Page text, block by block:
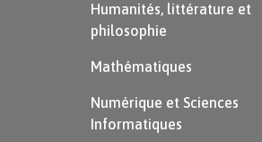
Humanités, littérature et
philosophie
Mathématiques
Numérique et Sciences
Informatiques